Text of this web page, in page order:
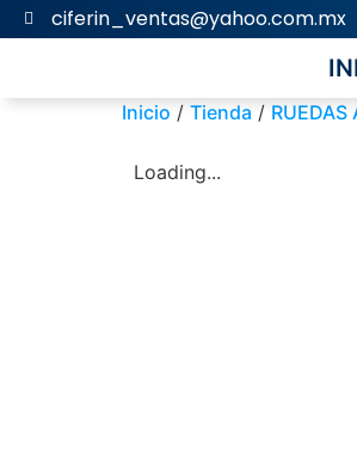
ciferin_ventas@yahoo.com.mx
Inicio / Tienda / RUEDAS
Loading...